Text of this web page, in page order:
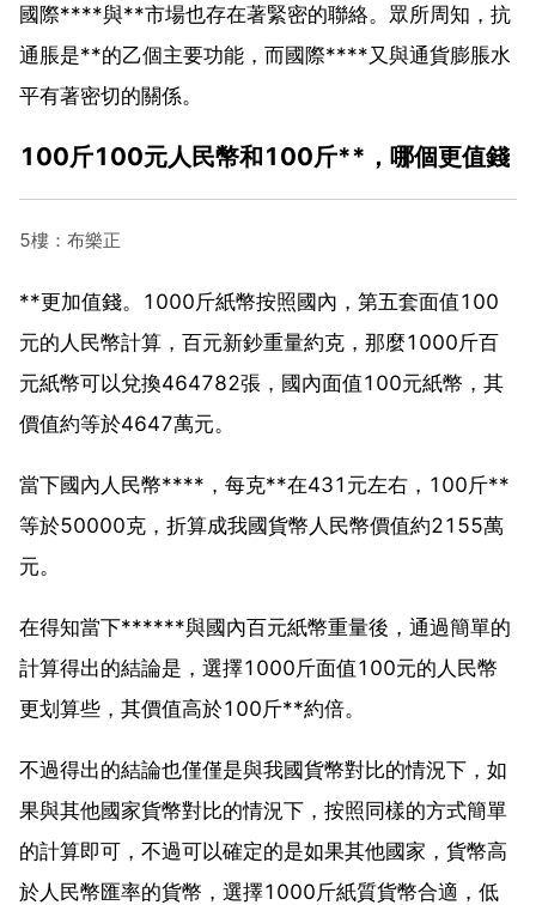
國際****與**市場也存在著緊密的聯絡。眾所周知，抗
通脹是**的乙個主要功能，而國際****又與通貨膨脹水
平有著密切的關係。
100斤100元人民幣和100斤**，哪個更值錢
5樓：布樂正
**更加值錢。1000斤紙幣按照國內，第五套面值100
元的人民幣計算，百元新鈔重量約克，那麼1000斤百
元紙幣可以兌換464782張，國內面值100元紙幣，其
價值約等於4647萬元。
當下國內人民幣****，每克**在431元左右，100斤**
等於50000克，折算成我國貨幣人民幣價值約2155萬
元。
在得知當下******與國內百元紙幣重量後，通過簡單的
計算得出的結論是，選擇1000斤面值100元的人民幣
更划算些，其價值高於100斤**約倍。
不過得出的結論也僅僅是與我國貨幣對比的情況下，如
果與其他國家貨幣對比的情況下，按照同樣的方式簡單
的計算即可，不過可以確定的是如果其他國家，貨幣高
於人民幣匯率的貨幣，選擇1000斤紙質貨幣合適，低